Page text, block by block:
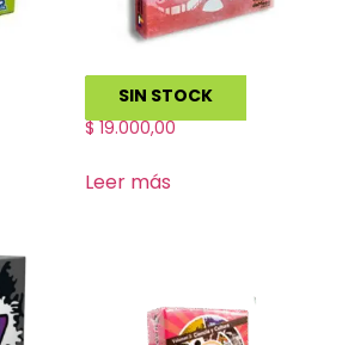
SIN STOCK
Koi Koi
$ 19.000,00
Leer más